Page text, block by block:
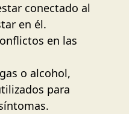
conectado al
en él.
en las
o alcohol,
para